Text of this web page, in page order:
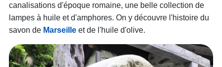
canalisations d'époque romaine, une belle collection de
lampes à huile et d'amphores. On y découvre l'histoire du
savon de Marseilleet de l'huile d'olive.